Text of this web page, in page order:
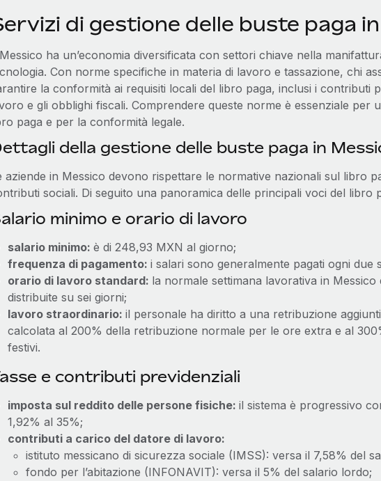
di gestione delle buste paga
ha un’economia diversificata con settori chiave nella
Con norme specifiche in materia di lavoro e tassazione, chi
la conformità ai requisiti locali del libro paga, inclusi i contributi
e gli obblighi fiscali. Comprendere queste norme è essenziale per
paga e per la conformità legale.
della gestione delle buste paga in
aziende in Messico devono rispettare le normative nazionali sul libro
sociali. Di seguito una panoramica delle principali voci del libro
minimo e orario di lavoro
salario minimo: è di 248,93 MXN al giorno;
frequenza di pagamento: i salari sono generalmente pagati ogni due
orario di lavoro standard: la normale settimana lavorativa in
distribuite su sei giorni;
lavoro straordinario: il personale ha diritto a una retribuzione
calcolata al 200% della retribuzione normale per le ore extra e al
festivi.
e contributi previdenziali
imposta sul reddito delle persone fisiche: il sistema è progressivo
1,92% al 35%;
contributi a carico del datore di lavoro:
istituto messicano di sicurezza sociale (IMSS): versa il 7,58% del
fondo per l’abitazione (INFONAVIT): versa il 5% del salario lordo;